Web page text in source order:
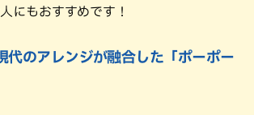
にもおすすめです！
代のアレンジが融合した「ポーポー